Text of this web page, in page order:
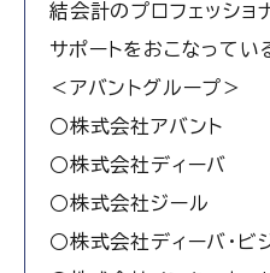
結会計のプロフェッショ
サポートをおこなってい
＜アバントグループ＞
○株式会社アバント
○株式会社ディーバ
○株式会社ジール
○株式会社ディーバ・ビ